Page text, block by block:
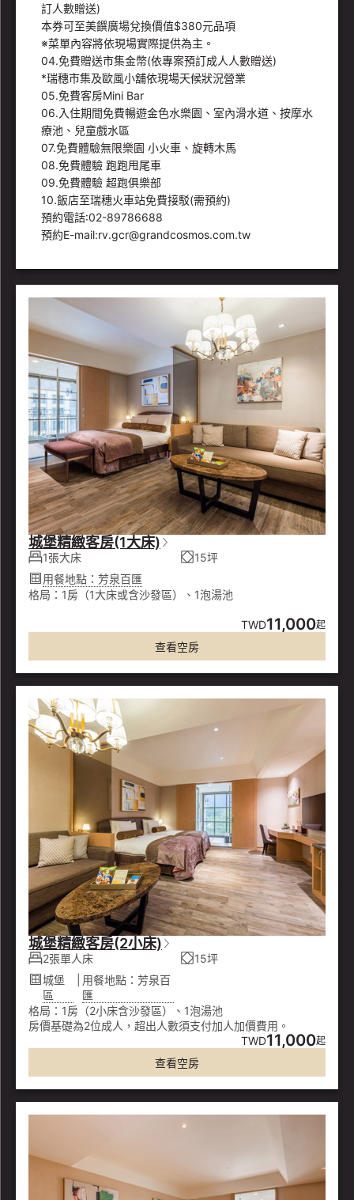
訂人數贈送)
本券可至美饌廣場兌換價值$380元品項
※菜單內容將依現場實際提供為主。
04.免費贈送市集金幣(依專案預訂成人人數贈送)
*瑞穗市集及歐風小舖依現場天候狀況營業
05.免費客房Mini Bar
06.入住期間免費暢遊金色水樂園、室內滑水道、按摩水
療池、兒童戲水區
07.免費體驗無限樂園 小火車、旋轉木馬
08.免費體驗 跑跑甩尾車
09.免費體驗 超跑俱樂部
10.飯店至瑞穗火車站免費接駁(需預約)
預約電話:02-89786688
預約E-mail:rv.gcr@grandcosmos.com.tw
城堡精緻客房(1大床)
1張大床
15坪
用餐地點：芳泉百匯
格局：1房（1大床或含沙發區）、1泡湯池
TWD11,000起
查看空房
城堡精緻客房(2小床)
2張單人床
15坪
城堡
區
用餐地點：芳泉百
匯
格局：1房（2小床含沙發區）、1泡湯池
房價基礎為2位成人，超出人數須支付加人加價費用。
TWD11,000起
查看空房